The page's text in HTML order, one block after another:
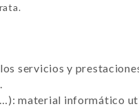
servicios y
material informático